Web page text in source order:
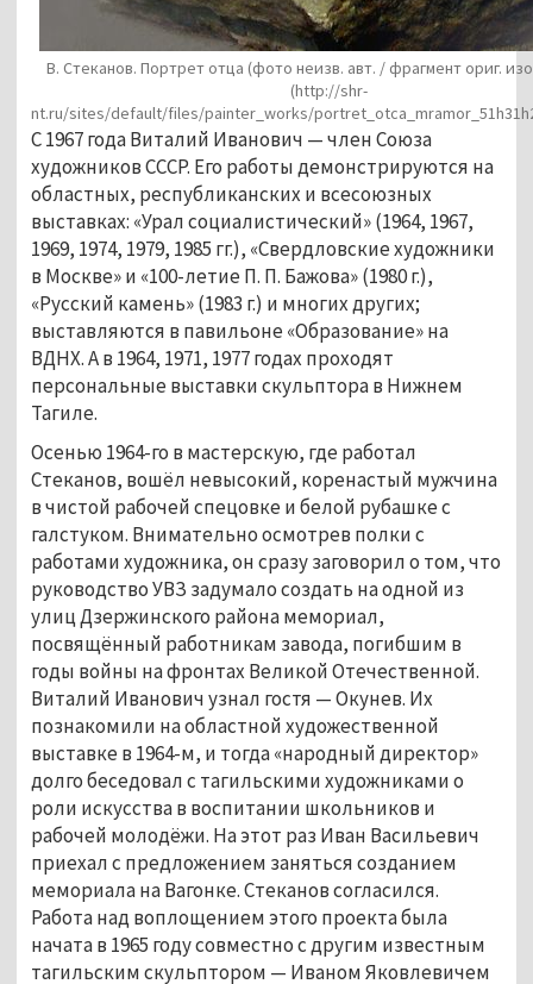
В. Стеканов. Портрет отца (фото неизв. авт. / фрагмент ориг.
(http://shr-
nt.ru/sites/default/files/painter_works/
С 1967 года Виталий Иванович — член Союза
художников СССР. Его работы демонстрируются на
областных, республиканских и всесоюзных
выставках: «Урал социалистический» (1964, 1967,
1969, 1974, 1979, 1985 гг.), «Свердловские художники
в Москве» и «100-летие П. П. Бажова» (1980 г.),
«Русский камень» (1983 г.) и многих других;
выставляются в павильоне «Образование» на
ВДНХ. А в 1964, 1971, 1977 годах проходят
персональные выставки скульптора в Нижнем
Тагиле.
Осенью 1964-го в мастерскую, где работал
Стеканов, вошёл невысокий, коренастый мужчина
в чистой рабочей спецовке и белой рубашке с
галстуком. Внимательно осмотрев полки с
работами художника, он сразу заговорил о том, что
руководство УВЗ задумало создать на одной из
улиц Дзержинского района мемориал,
посвящённый работникам завода, погибшим в
годы войны на фронтах Великой Отечественной.
Виталий Иванович узнал гостя — Окунев. Их
познакомили на областной художественной
выставке в 1964-м, и тогда «народный директор»
долго беседовал с тагильскими художниками о
роли искусства в воспитании школьников и
рабочей молодёжи. На этот раз Иван Васильевич
приехал с предложением заняться созданием
мемориала на Вагонке. Стеканов согласился.
Работа над воплощением этого проекта была
начата в 1965 году совместно с другим известным
тагильским скульптором — Иваном Яковлевичем